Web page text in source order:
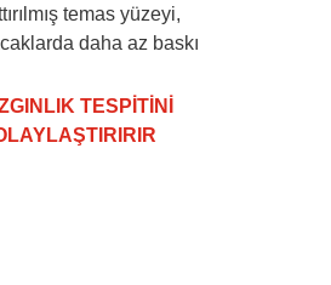
temas yüzeyi,
daha az baskı
TESPİTİNİ